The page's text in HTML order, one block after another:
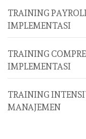
TRAINING
IMPLEMENTASI
TRAINING
IMPLEMENTASI
TRAINING
MANAJEMEN